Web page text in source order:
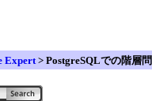
Expert> PostgreSQLでの階層問